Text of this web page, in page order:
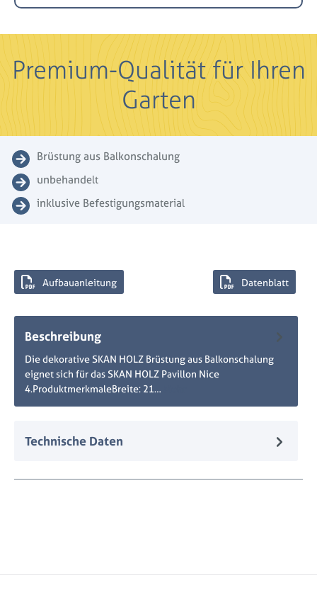
Premium-Qualität für Ihren
Garten
Brüstung aus Balkonschalung
unbehandelt
inklusive Befestigungsmaterial
Beschreibung
Die dekorative SKAN HOLZ Brüstung aus Balkonschalung
eignet sich für das SKAN HOLZ Pavillon Nice
4.ProduktmerkmaleBreite: 21…
Technische Daten
Aufbauanleitung Datenblatt